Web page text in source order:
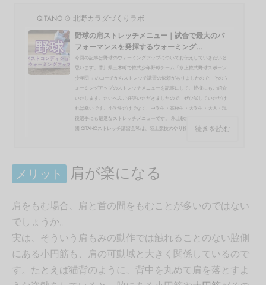
QITANO ® 北野カラダづくりラボ
野球の肩ストレッチメニュー｜試合で最大のパ
フォーマンスを発揮するウォーミング...
今回の記事は野球のウォーミングアップについてお伝えしていきたいと
思います。香川県三木町で軟式少年野球チーム「氷上軟式野球スポーツ
少年団 」のコーチからストレッチ講習の依頼がありましたので、そのウ
ォーミングアップのストレッチメニューを記事にして、皆様にもご紹介
いたします。たいへんご好評いただきましたので、ぜひ試していただけ
れば幸いです。小学生だけでなく、中学生・高校生・大学生・大人・現
役選手にも最適なストレッチメニューです。 氷上軟式野球スポーツ少年
団 QITANOストレッチ講習会私は、陸上競技のやり投...
続きを読む
メリット 肩が楽になる
肩をもむ場合、肩と首の間をもむことが多いのではない
でしょうか。
実は、そういう肩もみの動作では触れることのない脇側
にある小円筋も、肩の可動域と大きく関係しているので
す。たとえば猫背のように、背中を丸めて肩を落とすよ